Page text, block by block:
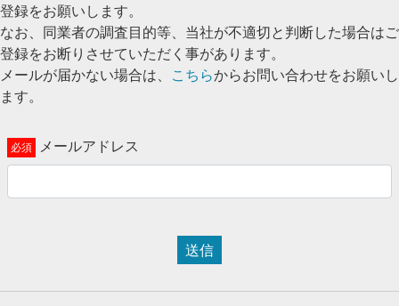
登録をお願いします。
なお、同業者の調査目的等、当社が不適切と判断した場合はご
登録をお断りさせていただく事があります。
メールが届かない場合は、 こちらからお問い合わせをお願いし
ます。
メールアドレス
送信